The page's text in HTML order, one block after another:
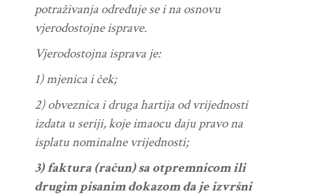
potraživanja određujeseina osnovu
vjerodostojneisprave.
Vjerodostojnaisprava je:
1)mjenicaiček;
2)obveznicaidrugahartija od vrijednosti
izdata u seriji,kojeimaocu daju pravona
isplatunominalne vrijednosti;
3)faktura (račun)sa otpremnicomili
drugimpisanimdokazomdajeizvršni